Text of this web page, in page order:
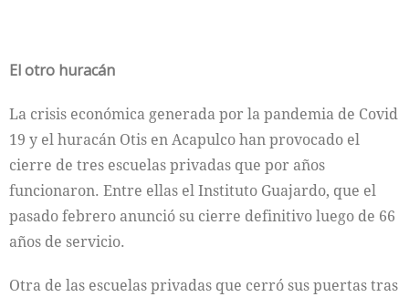
El otro huracán
La crisis económica generada por la pandemia de Covid
19 y el huracán Otis en Acapulco han provocado el
cierre de tres escuelas privadas que por años
funcionaron. Entre ellas el Instituto Guajardo, que el
pasado febrero anunció su cierre definitivo luego de 66
años de servicio.
Otra de las escuelas privadas que cerró sus puertas tras